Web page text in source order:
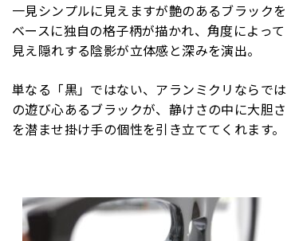
一見シンプルに見えますが艶のあるブラックを
ベースに独自の格子柄が描かれ、角度によって
見え隠れする陰影が立体感と深みを演出。
単なる「黒」ではない、アランミクリならでは
の遊び心あるブラックが、静けさの中に大胆さ
を潜ませ掛け手の個性を引き立ててくれます。